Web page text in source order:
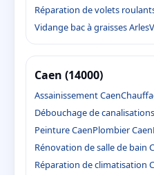
Réparation de volets
Vidange bac à graisses Arles
Caen (14000)
Assainissement Caen
Débouchage de
Peinture CaenPlombier Caen
Rénovation de salle de bain
Réparation de climatisation